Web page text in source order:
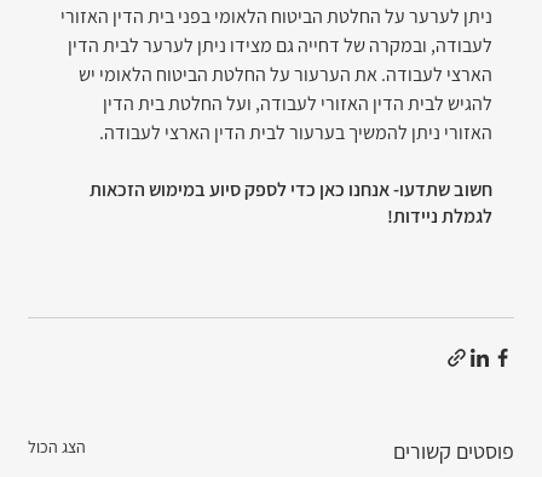
ניתן לערער על החלטת הביטוח הלאומי בפני בית הדין האזורי
לעבודה, ובמקרה של דחייה גם מצידו ניתן לערער לבית הדין
הארצי לעבודה. את הערעור על החלטת הביטוח הלאומי יש
להגיש לבית הדין האזורי לעבודה, ועל החלטת בית הדין
האזורי ניתן להמשיך בערעור לבית הדין הארצי לעבודה.
חשוב שתדעו- אנחנו כאן כדי לספק סיוע במימוש הזכאות
לגמלת ניידות!
פוסטים קשורים הצג הכול